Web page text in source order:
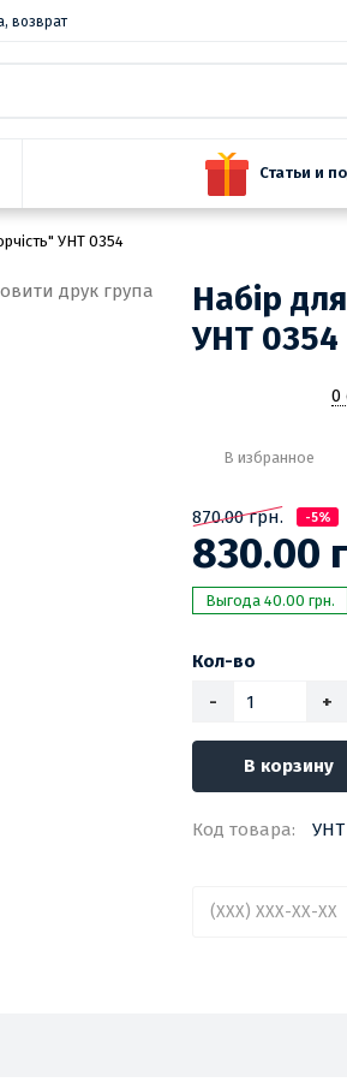
возврат
Статьи и
УНТ 0354
Набір
УНТ 0354
0
В избранное
870.00 грн. -5%
830.00
Выгода 40.00 грн.
Кол-во
-
+
В корзину
Код товара: УНТ